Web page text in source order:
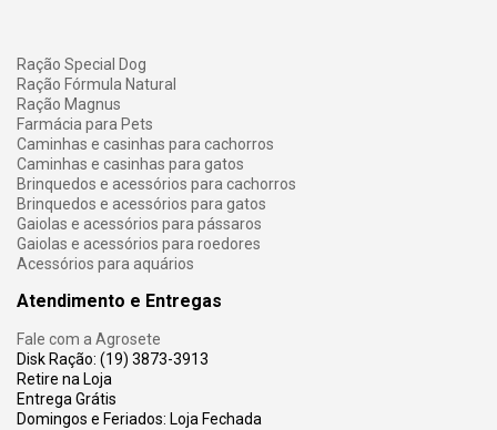
Ração Special Dog
Ração Fórmula Natural
Ração Magnus
Farmácia para Pets
Caminhas e casinhas para cachorros
Caminhas e casinhas para gatos
Brinquedos e acessórios para cachorros
Brinquedos e acessórios para gatos
Gaiolas e acessórios para pássaros
Gaiolas e acessórios para roedores
Acessórios para aquários
Atendimento e Entregas
Fale com a Agrosete
Disk Ração: (19) 3873-3913
Retire na Loja
Entrega Grátis
Domingos e Feriados: Loja Fechada